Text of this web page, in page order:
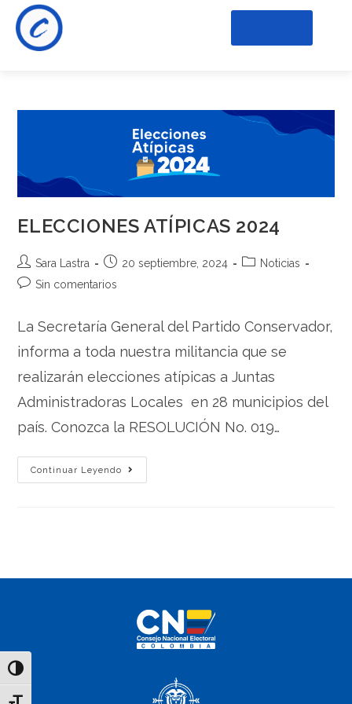
Toggle High Contrast
ELECCIONES ATÍPICAS 2024
Sara Lastra 20 septiembre, 2024
Noticias
Sin comentarios
La Secretaría General del Partido Conservador,
informa a toda nuestra militancia que se
realizarán elecciones atípicas a Juntas
Administradoras Locales en 28 municipios del
país. Conozca la RESOLUCIÓN No. 019…
Continuar Leyendo